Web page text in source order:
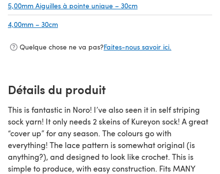
5,00mm Aiguilles à pointe unique – 30cm
4,00mm – 30cm
Quelque chose ne va pas?Faites-nous savoir ici.
Détails du produit
This is fantastic in Noro! I’ve also seen it in self striping
sock yarn! It only needs 2 skeins of Kureyon sock! A great
“cover up” for any season. The colours go with
everything! The lace pattern is somewhat original (is
anything?), and designed to look like crochet. This is
simple to produce, with easy construction. Fits MANY